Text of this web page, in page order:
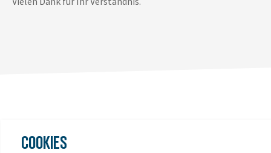
COOKIES